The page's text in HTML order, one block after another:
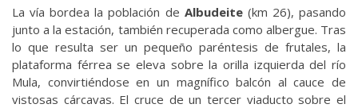
La vía bordea la población de Albudeite (km 26), pasando
junto a la estación, también recuperada como albergue. Tras
lo que resulta ser un pequeño paréntesis de frutales, la
plataforma férrea se eleva sobre la orilla izquierda del río
Mula, convirtiéndose en un magnífico balcón al cauce de
vistosas cárcavas. El cruce de un tercer viaducto sobre el